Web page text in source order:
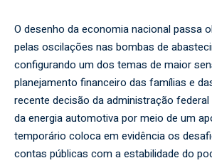
O desenho da economia nacional passa
pelas oscilações nas bombas de
configurando um dos temas de maior
planejamento financeiro das famílias e
recente decisão da administração
da energia automotiva por meio de um
temporário coloca em evidência os
contas públicas com a estabilidade do